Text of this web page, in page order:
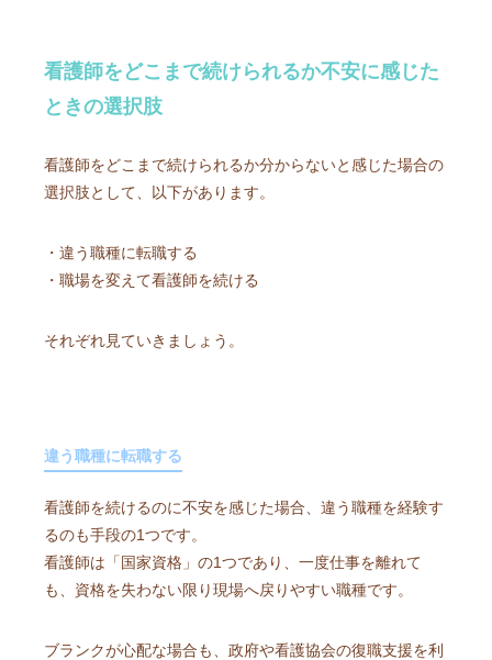
看護師をどこまで続けられるか不安に感じた
ときの選択肢
看護師をどこまで続けられるか分からないと感じた場合の
選択肢として、以下があります。
・違う職種に転職する
・職場を変えて看護師を続ける
それぞれ見ていきましょう。
違う職種に転職する
看護師を続けるのに不安を感じた場合、違う職種を経験す
るのも手段の1つです。
看護師は「国家資格」の1つであり、一度仕事を離れて
も、資格を失わない限り現場へ戻りやすい職種です。
ブランクが心配な場合も、政府や看護協会の復職支援を利